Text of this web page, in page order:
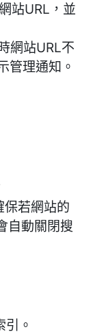
站URL，並
網站URL不
管理通知。
若網站的
自動關閉搜
。